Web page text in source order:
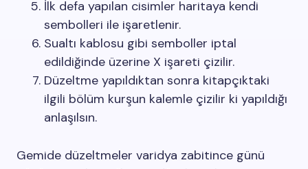
İlk defa yapılan cisimler haritaya kendi
sembolleri ile işaretlenir.
Sualtı kablosu gibi semboller iptal
edildiğinde üzerine X işareti çizilir.
Düzeltme yapıldıktan sonra kitapçıktaki
ilgili bölüm kurşun kalemle çizilir ki yapıldığı
anlaşılsın.
Gemide düzeltmeler varidya zabitince günü